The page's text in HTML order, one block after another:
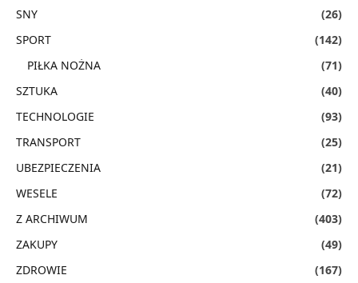
SNY
(26)
SPORT
(142)
PIŁKA NOŻNA
(71)
SZTUKA
(40)
TECHNOLOGIE
(93)
TRANSPORT
(25)
UBEZPIECZENIA
(21)
WESELE
(72)
Z ARCHIWUM
(403)
ZAKUPY
(49)
ZDROWIE
(167)